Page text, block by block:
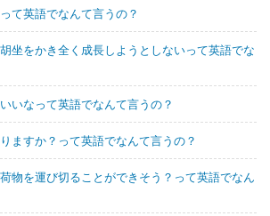
て英語でなんて言うの？
坐をかき全く成長しようとしないって英語でな
いなって英語でなんて言うの？
ますか？って英語でなんて言うの？
物を運び切ることができそう？って英語でなん